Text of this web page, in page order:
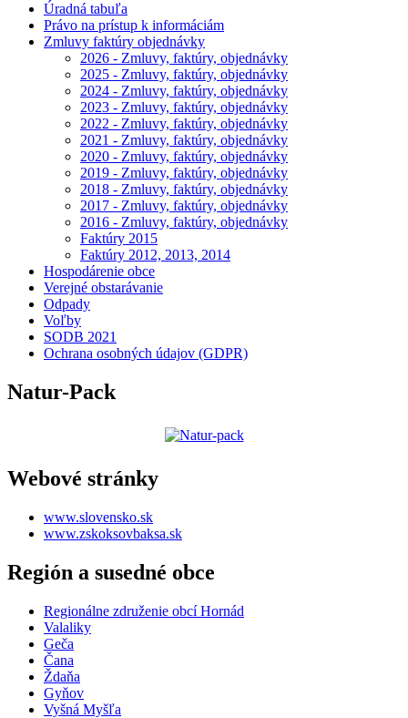
Úradná tabuľa
Právo na prístup k informáciám
Zmluvy faktúry objednávky
2026 - Zmluvy, faktúry, objednávky
2025 - Zmluvy, faktúry, objednávky
2024 - Zmluvy, faktúry, objednávky
2023 - Zmluvy, faktúry, objednávky
2022 - Zmluvy, faktúry, objednávky
2021 - Zmluvy, faktúry, objednávky
2020 - Zmluvy, faktúry, objednávky
2019 - Zmluvy, faktúry, objednávky
2018 - Zmluvy, faktúry, objednávky
2017 - Zmluvy, faktúry, objednávky
2016 - Zmluvy, faktúry, objednávky
Faktúry 2015
Faktúry 2012, 2013, 2014
Hospodárenie obce
Verejné obstarávanie
Odpady
Voľby
SODB 2021
Ochrana osobných údajov (GDPR)
Natur-Pack
Webové stránky
www.slovensko.sk
www.zskoksovbaksa.sk
Región a susedné obce
Regionálne združenie obcí Hornád
Valaliky
Geča
Čana
Ždaňa
Gyňov
Vyšná Myšľa